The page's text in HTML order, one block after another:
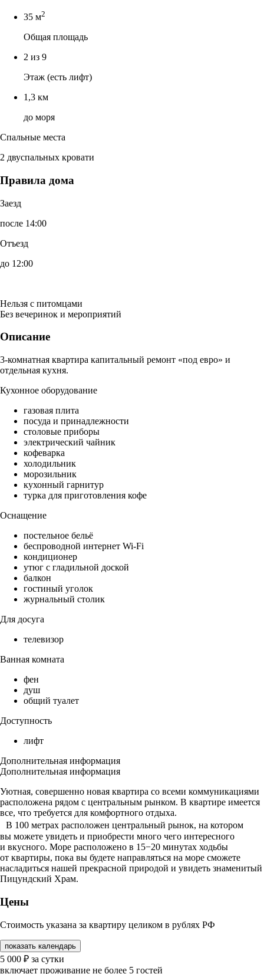
35 м2
Общая площадь
2 из 9
Этаж (есть лифт)
1,3 км
до моря
Спальные места
2 двуспальных кровати
Правила дома
Заезд
после 14:00
Отъезд
до 12:00
Нельзя с питомцами
Без вечеринок и мероприятий
Описание
3-комнатная квартира капитальный ремонт «под евро» и
отдельная кухня.
Кухонное оборудование
газовая плита
посуда и принадлежности
столовые приборы
электрический чайник
кофеварка
холодильник
морозильник
кухонный гарнитур
турка для приготовления кофе
Оснащение
постельное бельё
беспроводной интернет Wi-Fi
кондиционер
утюг с гладильной доской
балкон
гостиный уголок
журнальный столик
Для досуга
телевизор
Ванная комната
фен
душ
общий туалет
Доступность
лифт
Дополнительная информация
Дополнительная информация
Уютная, совершенно новая квартира со всеми коммуникациями
расположена рядом с центральным рынком. В квартире имеется
все, что требуется для комфортного отдыха.
В 100 метрах расположен центральный рынок, на котором
вы можете увидеть и приобрести много чего интересного
и вкусного. Море расположено в 15−20 минутах ходьбы
от квартиры, пока вы будете направляться на море сможете
насладиться нашей прекрасной природой и увидеть знаменитый
Пицундский Храм.
Цены
Стоимость указана за квартиру целиком в рублях РФ
показать календарь
5 000 ₽ за сутки
включает проживание не более 5 гостей